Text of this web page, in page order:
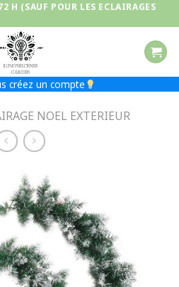
H (SAUF POUR LES ECLAIRAGES
créez un compte
NOEL EXTERIEUR